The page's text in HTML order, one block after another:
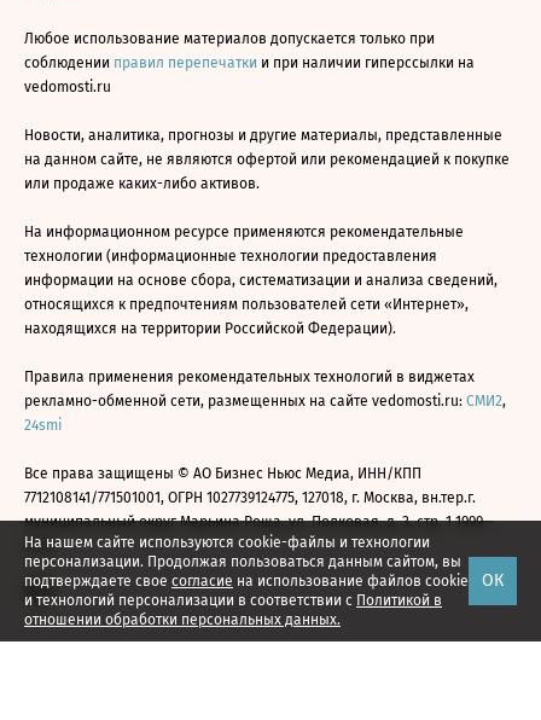
На нашем сайте используются cookie-файлы и технологии
персонализации. Продолжая пользоваться данным сайтом, вы
подтверждаете свое согласие на использование файлов cookie
и технологий персонализации в соответствии с Политикой в
отношении обработки персональных данных.
ОК
Любое использование материалов допускается только при
соблюдении правил перепечатки и при наличии гиперссылки на
vedomosti.ru
Новости, аналитика, прогнозы и другие материалы, представленные
на данном сайте, не являются офертой или рекомендацией к покупке
или продаже каких-либо активов.
На информационном ресурсе применяются рекомендательные
технологии (информационные технологии предоставления
информации на основе сбора, систематизации и анализа сведений,
относящихся к предпочтениям пользователей сети «Интернет»,
находящихся на территории Российской Федерации).
Правила применения рекомендательных технологий в виджетах
рекламно-обменной сети, размещенных на сайте vedomosti.ru: СМИ2,
24smi
Все права защищены © АО Бизнес Ньюс Медиа, ИНН/КПП
7712108141/771501001, ОГРН 1027739124775, 127018, г. Москва, вн.тер.г.
муниципальный округ Марьина Роща, ул. Полковая, д. 3, стр. 1 1999—
2026